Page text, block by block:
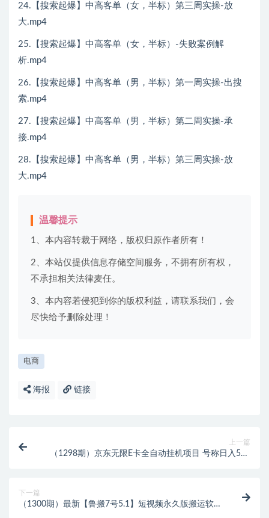
24.【搜索起爆】中高客单（女，半标）第三周实操-放
大.mp4
25.【搜索起爆】中高客单（女，半标）-失败案例解
析.mp4
26.【搜索起爆】中高客单（男，半标）第一周实操-出搜
索.mp4
27.【搜索起爆】中高客单（男，半标）第二周实操-承
接.mp4
28.【搜索起爆】中高客单（男，半标）第三周实操-放
大.mp4
温馨提示
1、本内容转裁于网络，版权归原作者所有！
2、本站仅提供信息存储空间服务，不拥有所有权，
不承担相关法律麦任。
3、本内容若侵犯到你的版权利益，请联系我们，会
尽快给予删除处理！
电商
海报 链接
上一篇
（1298期）京东无限E卡全自动挂机项目 号称日入500
下一篇
（1300期）最新【鲁搬7号5.1】短视频永久版搬运软件